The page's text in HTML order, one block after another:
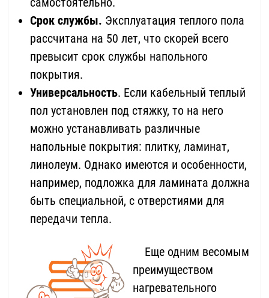
Срок службы. Эксплуатация теплого пола
рассчитана на 50 лет, что скорей всего
превысит срок службы напольного
покрытия.
Универсальность. Если кабельный теплый
пол установлен под стяжку, то на него
можно устанавливать различные
напольные покрытия: плитку, ламинат,
линолеум. Однако имеются и особенности,
например, подложка для ламината должна
быть специальной, с отверстиями для
передачи тепла.
Еще одним весомым
преимуществом
нагревательного